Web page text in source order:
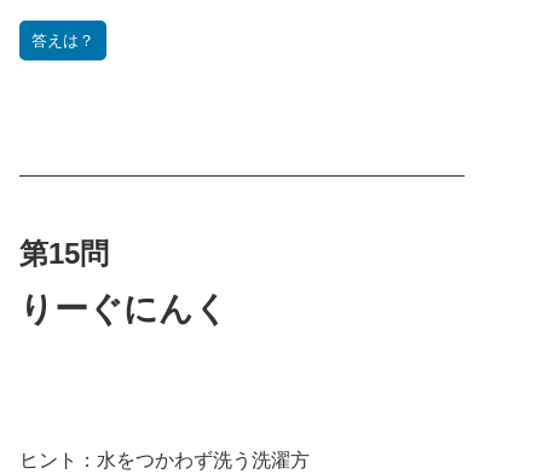
答えは？
———————————————————————
第15問
りーぐにんく
ヒント： 水をつかわず洗う洗濯方